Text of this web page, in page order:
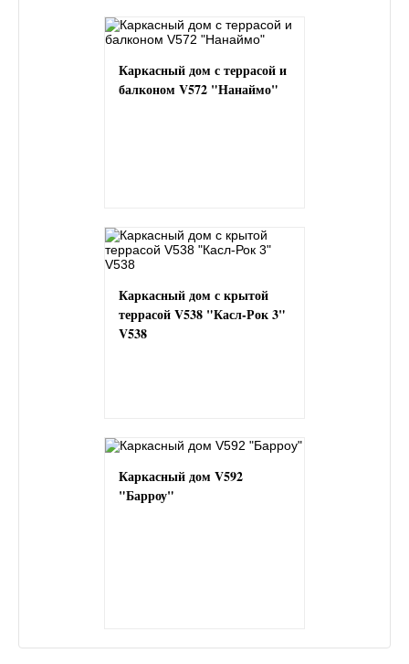
Каркасный дом с террасой и
балконом V572 "Нанаймо"
Каркасный дом с крытой
террасой V538 "Касл-Рок 3"
V538
Каркасный дом V592
"Барроу"